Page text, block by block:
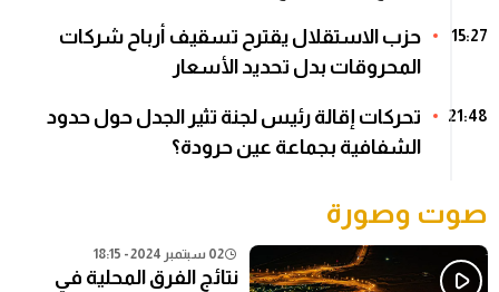
15:27
حزب الاستقلال يقترح تسقيف أرباح شركات
المحروقات بدل تحديد الأسعار
21:48
تحركات إقالة رئيس لجنة تثير الجدل حول حدود
الشفافية بجماعة عين حرودة؟
صوت وصورة
02 سبتمبر 2024 - 18:15
نتائج الفرق المحلية في